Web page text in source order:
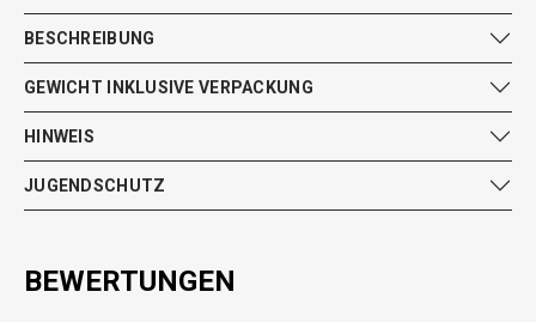
BESCHREIBUNG
GEWICHT INKLUSIVE VERPACKUNG
HINWEIS
JUGENDSCHUTZ
BEWERTUNGEN